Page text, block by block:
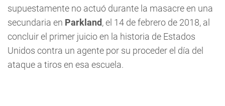
supuestamente no actuó durante la masacre en una
secundaria en Parkland, el 14 de febrero de 2018, al
concluir el primer juicio en la historia de Estados
Unidos contra un agente por su proceder el día del
ataque a tiros en esa escuela.